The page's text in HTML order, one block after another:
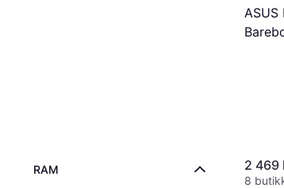
RAM
ASUS
2 469
8